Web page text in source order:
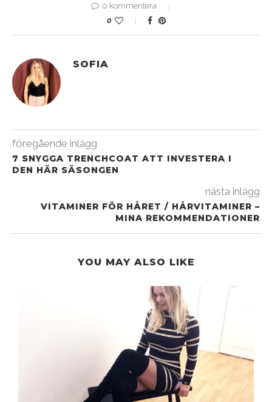
0 kommentera
0
SOFIA
föregående inlägg
7 SNYGGA TRENCHCOAT ATT INVESTERA I
DEN HÄR SÄSONGEN
nästa inlägg
VITAMINER FÖR HÅRET / HÅRVITAMINER –
MINA REKOMMENDATIONER
YOU MAY ALSO LIKE